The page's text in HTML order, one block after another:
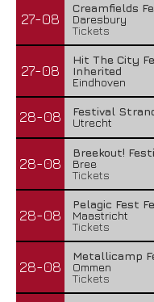
27-08
Creamfields
Daresbury
Tickets
27-08
Hit The City
Inherited
Eindhoven
28-08
Festival
Utrecht
28-08
Breekout!
Bree
Tickets
28-08
Pelagic Fest
Maastricht
Tickets
28-08
Metallicamp
Ommen
Tickets